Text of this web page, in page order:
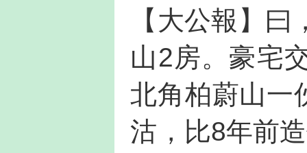
【大公報】
山2房。豪宅
北角柏蔚山一
沽，比8年前